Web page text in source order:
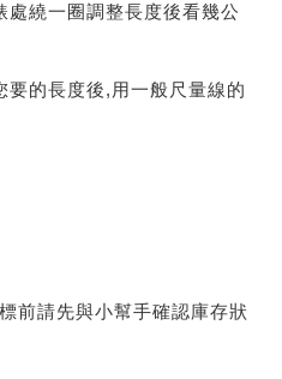
繞一圈調整長度後看幾公
要的長度後,用一般尺量線的
前請先與小幫手確認庫存狀